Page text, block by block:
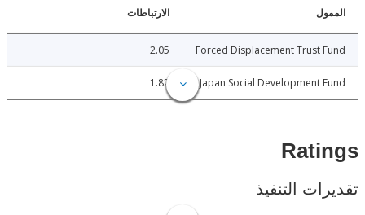
الارتباطات
Forced Displacement Trust
2.05
Japan Social Development
1.82
التنفيذ